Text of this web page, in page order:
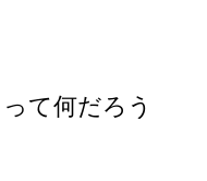
て何だろう